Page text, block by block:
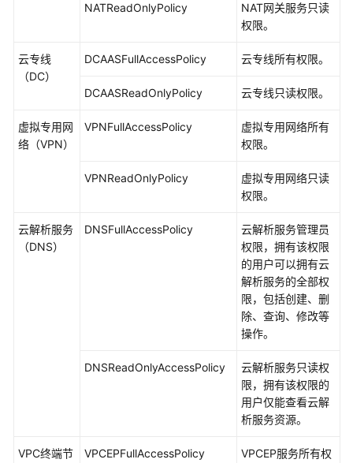
NATReadOnlyPolicy
NAT网关服务只读
权限。
云专线
（DC）
DCAASFullAccessPolicy 云专线所有权限。
DCAASReadOnlyPolicy 云专线只读权限。
虚拟专用网
络（VPN）
VPNFullAccessPolicy
虚拟专用网络所有
权限。
VPNReadOnlyPolicy
虚拟专用网络只读
权限。
云解析服务
（DNS）
DNSFullAccessPolicy
云解析服务管理员
权限，拥有该权限
的用户可以拥有云
解析服务的全部权
限，包括创建、删
除、查询、修改等
操作。
DNSReadOnlyAccessPolicy
云解析服务只读权
限，拥有该权限的
用户仅能查看云解
析服务资源。
VPC终端节
VPCEPFullAccessPolicy
VPCEP服务所有权